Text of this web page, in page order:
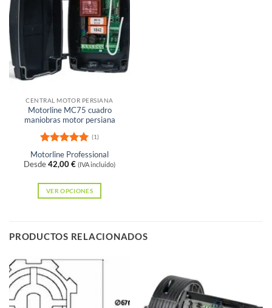
CENTRAL MOTOR PERSIANA
Motorline MC75 cuadro
maniobras motor persiana
Valorado
con5de 5
(1)
Motorline Professional
Desde42,00€ (IVA incluido)
VER OPCIONES
tiene
variantes.
Las
opciones
PRODUCTOS RELACIONADOS